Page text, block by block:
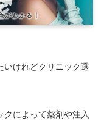
いけれどクリニック選
クによって薬剤や注入